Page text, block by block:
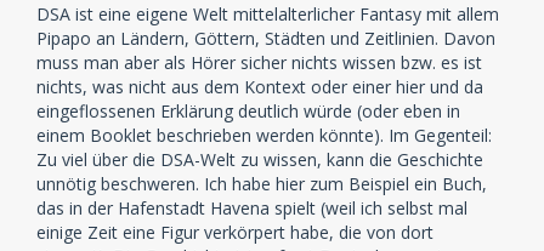
DSA ist eine eigene Welt mittelalterlicher Fantasy mit allem
Pipapo an Ländern, Göttern, Städten und Zeitlinien. Davon
muss man aber als Hörer sicher nichts wissen bzw. es ist
nichts, was nicht aus dem Kontext oder einer hier und da
eingeflossenen Erklärung deutlich würde (oder eben in
einem Booklet beschrieben werden könnte). Im Gegenteil:
Zu viel über die DSA-Welt zu wissen, kann die Geschichte
unnötig beschweren. Ich habe hier zum Beispiel ein Buch,
das in der Hafenstadt Havena spielt (weil ich selbst mal
einige Zeit eine Figur verkörpert habe, die von dort